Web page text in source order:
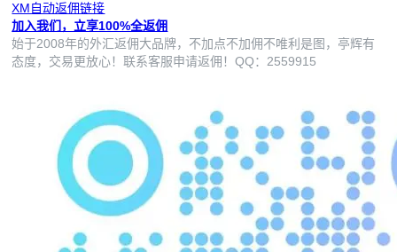
XM自动返佣链接
加入我们，立享100%全返佣
始于2008年的外汇返佣大品牌，不加点不加佣不唯利是图，亭辉有
态度，交易更放心！联系客服申请返佣！QQ：2559915